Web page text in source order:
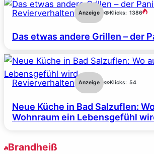
Revierverhalten Anzeige Klicks: 1386
Das etwas andere Grillen – der
Revierverhalten Anzeige Klicks: 54
Neue Küche in Bad Salzuflen:
Wohnraum ein Lebensgefühl
Brandheiß